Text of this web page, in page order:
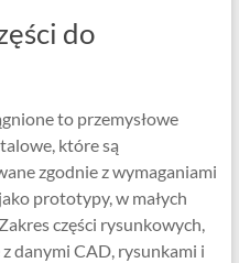
do
to przemysłowe
które są
zgodnie z wymaganiami
prototypy, w małych
części rysunkowych,
danymi CAD, rysunkami i